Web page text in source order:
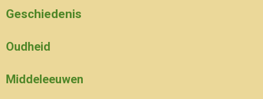
Geschiedenis
Oudheid
Middeleeuwen